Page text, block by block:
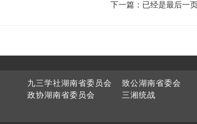
下一篇：已经是最后一
九三学社湖南省委员会 致公湖南省委会
政协湖南省委员会 三湘统战